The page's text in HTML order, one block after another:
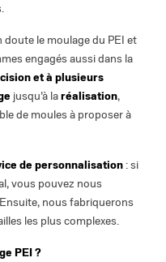
le moulage du PEI et
engagés aussi dans la
et à plusieurs
jusqu’à laréalisation,
de moules à proposer à
de personnalisation : si
vous pouvez nous
nous fabriquerons
les plus complexes.
PEI ?